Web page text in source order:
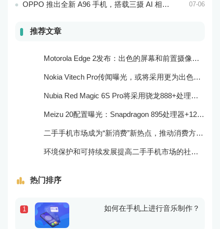
OPPO 推出全新 A96 手机，搭载三摄 AI 相机和超大电池容量 07-06
推荐文章
Motorola Edge 2发布：出色的屏幕和前置摄像头系统
Nokia Vitech Pro传闻曝光，或将采用更为出色的相机和屏幕技术
Nubia Red Magic 6S Pro将采用骁龙888+处理器和165Hz刷新率：游戏性能更强
Meizu 20配置曝光：Snapdragon 895处理器+120Hz屏幕
二手手机市场成为“新消费”新热点，推动消费方式的转型与升级
环境保护和可持续发展提高二手手机市场的社会责任感和可持续性
热门排序
1 如何在手机上进行音乐制作？